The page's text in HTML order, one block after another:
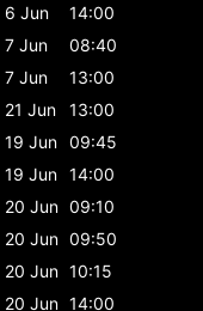
6 Jun
14:00
7 Jun
08:40
7 Jun
13:00
21 Jun
13:00
19 Jun 09:45
19 Jun 14:00
20 Jun 09:10
20 Jun 09:50
20 Jun 10:15
20 Jun 14:00